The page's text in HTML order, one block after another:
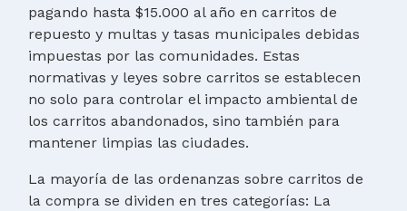
pagando hasta $15.000 al año en carritos de
repuesto y multas y tasas municipales debidas
impuestas por las comunidades. Estas
normativas y leyes sobre carritos se establecen
no solo para controlar el impacto ambiental de
los carritos abandonados, sino también para
mantener limpias las ciudades.
La mayoría de las ordenanzas sobre carritos de
la compra se dividen en tres categorías: La